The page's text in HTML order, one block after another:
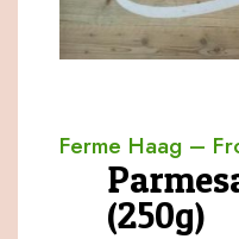
Ferme Haag –
(250g)